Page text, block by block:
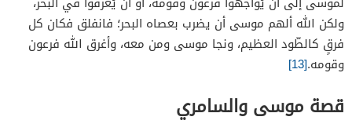
ولكن الله ألهم موسى أن يضرب بعصاه البحر؛ فانفلق فكان كل
فرقٍ كالطّود العظيم، ونجا موسى ومن معه، وأغرق الله فرعون
وقومه.[13]
قصة موسى والسامري